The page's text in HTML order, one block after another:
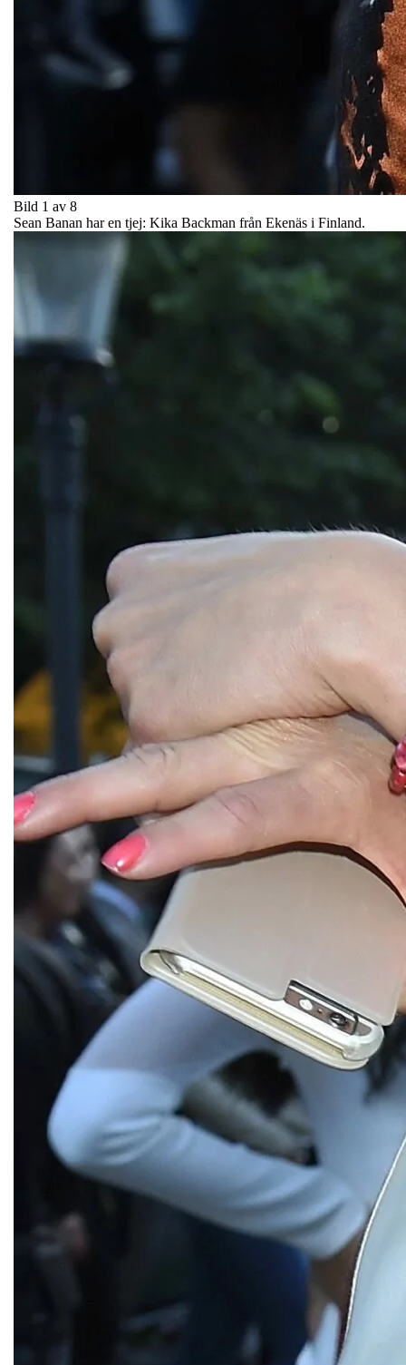
Bild 1 av 8
Sean Banan har en tjej: Kika Backman från Ekenäs i Finland.